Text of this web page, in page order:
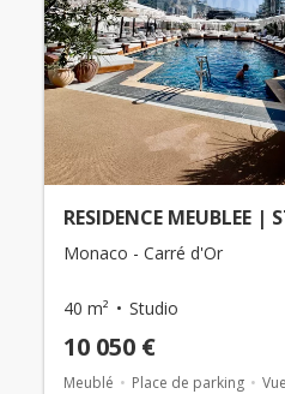
RESIDENCE MEUBLEE |
Monaco - Carré d'Or
40 m² Studio
10 050 €
Meublé Place de parking